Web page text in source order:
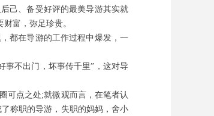
己、备受好评的最美导游其实就
富，弥足珍贵。
都在导游的工作过程中爆发，一
不出门，坏事传千里”，这对导
可点之处;就微观而言，在笔者认
称职的导游，失职的妈妈，舍小